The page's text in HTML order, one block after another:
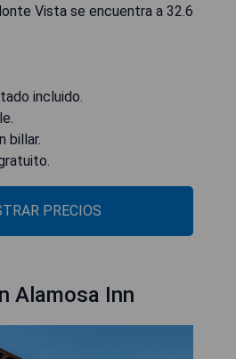
Vista se encuentra a 32.6
incluido.
billar.
PRECIOS
Alamosa Inn